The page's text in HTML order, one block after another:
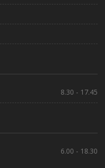
8.30 - 17.45
6.00 - 18.30